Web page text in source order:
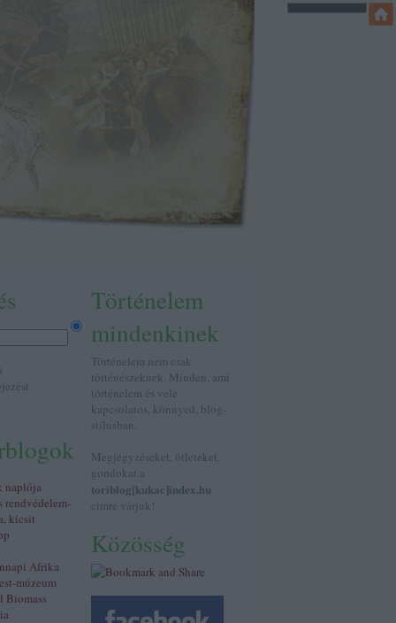
Történelem
mindenkinek
Történelem nem csak
történészeknek. Minden, ami
történelem és vele
kapcsolatos, könnyed, blog-
stílusban.
Megjegyzéseket, ötleteket,
gondokat a
toriblog[kukac]index.hu
címre várjuk!
Közösség
naplója
rendvédelem-
kicsit
Afrika
múzeum
Biomass